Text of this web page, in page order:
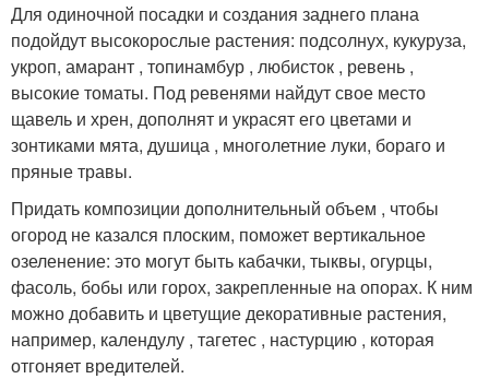
Для одиночной посадки и создания заднего плана
подойдут высокорослые растения: подсолнух, кукуруза,
укроп, амарант , топинамбур , любисток , ревень ,
высокие томаты. Под ревенями найдут свое место
щавель и хрен, дополнят и украсят его цветами и
зонтиками мята, душица , многолетние луки, бораго и
пряные травы.
Придать композиции дополнительный объем , чтобы
огород не казался плоским, поможет вертикальное
озеленение: это могут быть кабачки, тыквы, огурцы,
фасоль, бобы или горох, закрепленные на опорах. К ним
можно добавить и цветущие декоративные растения,
например, календулу , тагетес , настурцию , которая
отгоняет вредителей.